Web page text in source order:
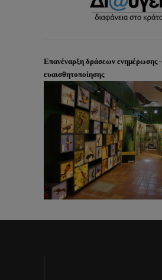
Επανέναρξη δράσεων ενημέρωσης -
ευαισθητοποίησης